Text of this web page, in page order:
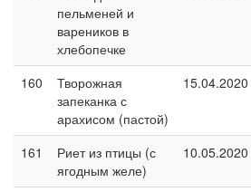
пельменей и
вареников в
хлебопечке
160
Творожная
запеканка с
арахисом (пастой)
15.04.2020
161
Риет из птицы (с
ягодным желе)
10.05.2020